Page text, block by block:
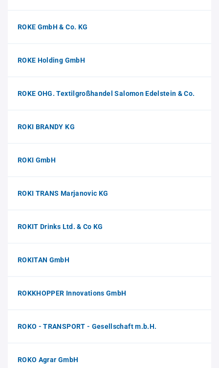
ROKE GmbH & Co. KG
ROKE Holding GmbH
ROKE OHG. Textilgroßhandel Salomon Edelstein & Co.
ROKI BRANDY KG
ROKI GmbH
ROKI TRANS Marjanovic KG
ROKIT Drinks Ltd. & Co KG
ROKITAN GmbH
ROKKHOPPER Innovations GmbH
ROKO - TRANSPORT - Gesellschaft m.b.H.
ROKO Agrar GmbH